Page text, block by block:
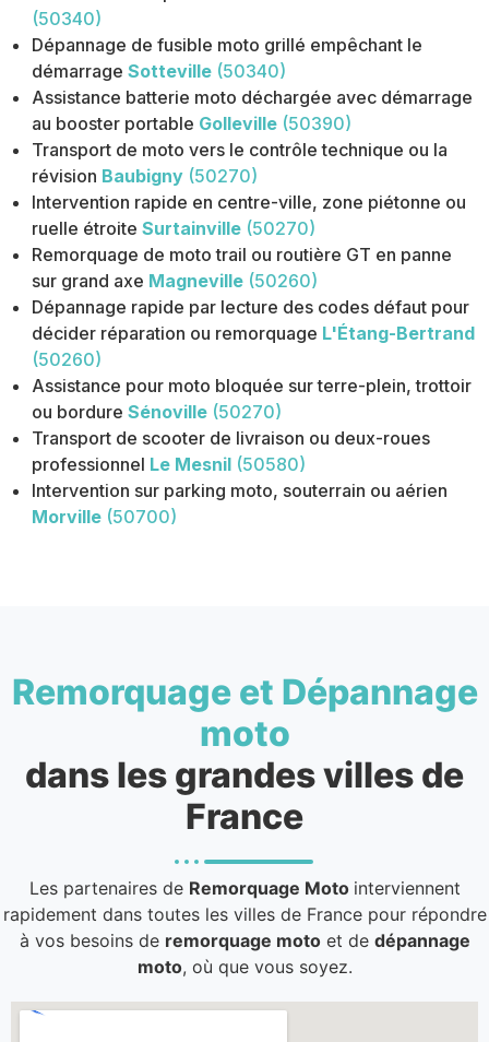
(50340)
Dépannage de fusible moto grillé empêchant le
démarrage Sotteville (50340)
Assistance batterie moto déchargée avec démarrage
au booster portable Golleville (50390)
Transport de moto vers le contrôle technique ou la
révision Baubigny (50270)
Intervention rapide en centre-ville, zone piétonne ou
ruelle étroite Surtainville (50270)
Remorquage de moto trail ou routière GT en panne
sur grand axe Magneville (50260)
Dépannage rapide par lecture des codes défaut pour
décider réparation ou remorquage L'Étang-Bertrand
(50260)
Assistance pour moto bloquée sur terre-plein, trottoir
ou bordure Sénoville (50270)
Transport de scooter de livraison ou deux-roues
professionnel Le Mesnil (50580)
Intervention sur parking moto, souterrain ou aérien
Morville (50700)
Remorquage et Dépannage
moto
dans les grandes villes de
France
Les partenaires de Remorquage Moto interviennent
rapidement dans toutes les villes de France pour répondre
à vos besoins de remorquage motoet de dépannage
moto, où que vous soyez.